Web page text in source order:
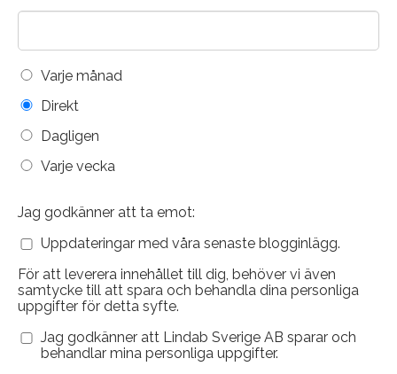
Varje månad
Direkt
Dagligen
Varje vecka
Jag godkänner att ta emot:
Uppdateringar med våra senaste blogginlägg.
För att leverera innehållet till dig, behöver vi även
samtycke till att spara och behandla dina personliga
uppgifter för detta syfte.
Jag godkänner att Lindab Sverige AB sparar och
behandlar mina personliga uppgifter.